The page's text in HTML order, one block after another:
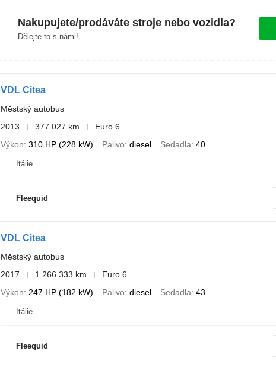
Nakupujete/prodáváte stroje nebo vozidla?
Dělejte to s námi!
VDL Citea
Městský autobus
2013
377 027 km
Euro 6
Výkon 310 HP (228 kW) Palivo diesel Sedadla 40
Itálie
Fleequid
VDL Citea
Městský autobus
2017
1 266 333 km
Euro 6
Výkon
247 HP (182 kW) Palivo diesel Sedadla 43
Itálie
Fleequid